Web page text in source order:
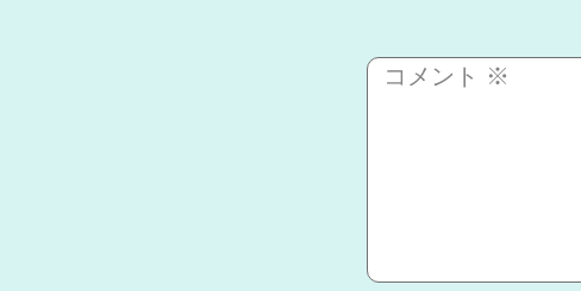
コメント ※